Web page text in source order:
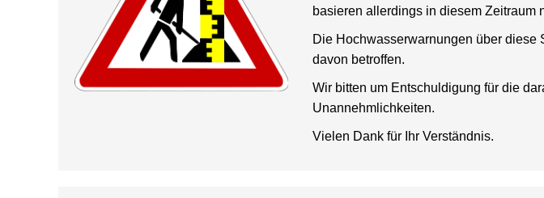
basieren allerdings in diesem Zeitraum
Die Hochwasserwarnungen über
davon betroffen.
Wir bitten um Entschuldigung für die
Unannehmlichkeiten.
Vielen Dank für Ihr Verständnis.